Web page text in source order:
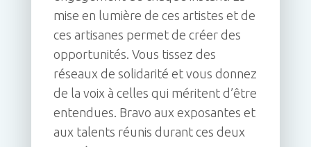
mise en lumière de ces artistes et de
ces artisanes permet de créer des
opportunités. Vous tissez des
réseaux de solidarité et vous donnez
de la voix à celles qui méritent d’être
entendues. Bravo aux exposantes et
aux talents réunis durant ces deux